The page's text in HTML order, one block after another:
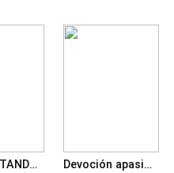
CONQUISTANDO A MI EXESPOSA SECRETA Devoción apasionada: la querida esposa del Maestro Fudd